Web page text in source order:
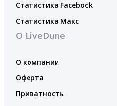
Статистика Facebook
Статистика Макс
О LiveDune
О компании
Оферта
Приватность